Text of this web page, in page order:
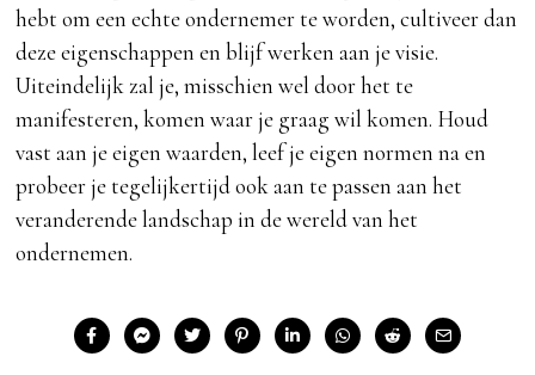
hebt om een echte ondernemer te worden, cultiveer dan
deze eigenschappen en blijf werken aan je visie.
Uiteindelijk zal je, misschien wel door het te
manifesteren, komen waar je graag wil komen. Houd
vast aan je eigen waarden, leef je eigen normen na en
probeer je tegelijkertijd ook aan te passen aan het
veranderende landschap in de wereld van het
ondernemen.